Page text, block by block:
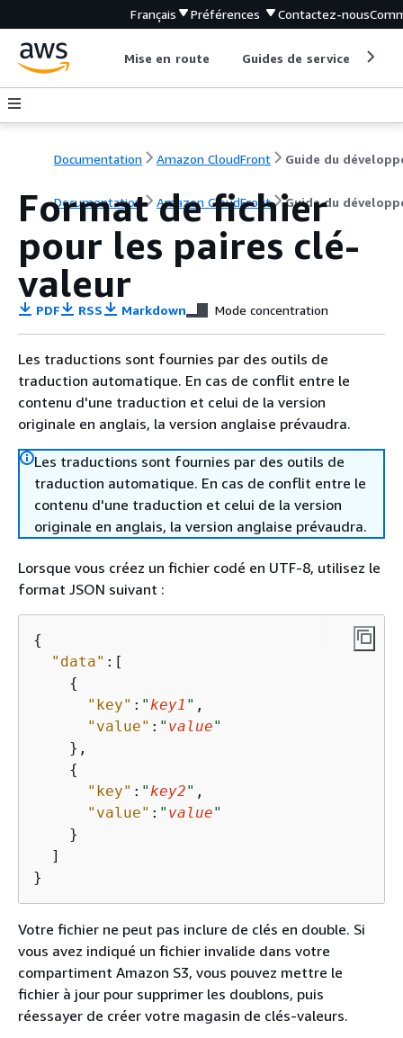
Français Préférences Contactez-nous
Mise en route Guides de service
Documentation Amazon CloudFront Guide du
Documentation Amazon CloudFront Guide du
Format de fichier
pour les paires clé-
valeur
PDF RSS Markdown Mode concentration
Les traductions sont fournies par des outils de
traduction automatique. En cas de conflit entre le
contenu d'une traduction et celui de la version
originale en anglais, la version anglaise prévaudra.
Les traductions sont fournies par des outils de
traduction automatique. En cas de conflit entre le
contenu d'une traduction et celui de la version
originale en anglais, la version anglaise prévaudra.
Lorsque vous créez un fichier codé en UTF-8, utilisez le
format JSON suivant :
{
"data" :[
{
"key" : "key1 " ,
"value" : " value"
    },
{
"key" : "key2" ,
"value" : " value"
    }
  ]
}
Votre fichier ne peut pas inclure de clés en double. Si
vous avez indiqué un fichier invalide dans votre
compartiment Amazon S3, vous pouvez mettre le
fichier à jour pour supprimer les doublons, puis
réessayer de créer votre magasin de clés-valeurs.